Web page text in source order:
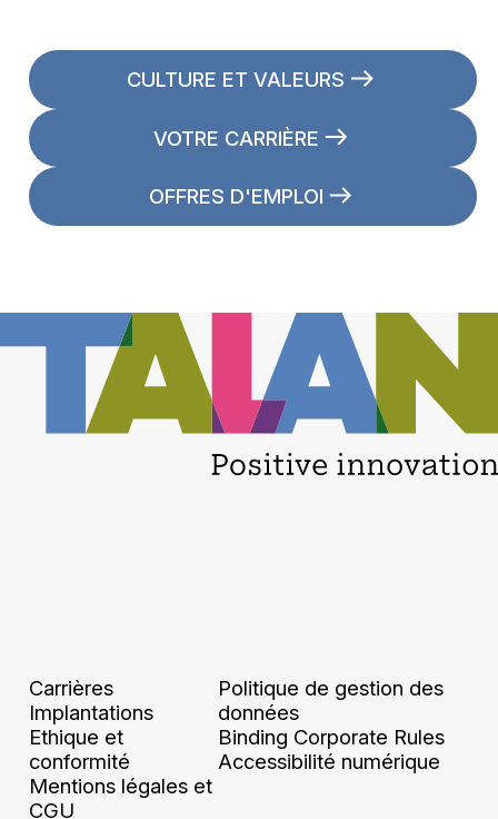
CULTURE ET VALEURS
VOTRE CARRIÈRE
OFFRES D'EMPLOI
Carrières
Implantations
Ethique et
conformité
Mentions légales et
CGU
Politique de gestion des
données
Binding Corporate Rules
Accessibilité numérique